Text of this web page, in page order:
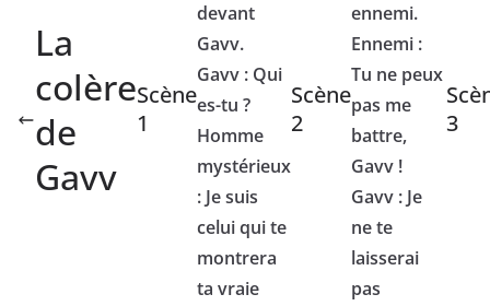
La
colère
de
Gavv
Scène
1
devant
Gavv.
Gavv : Qui
es-tu ?
Homme
mystérieux
: Je suis
celui qui te
montrera
ta vraie
Scène
2
ennemi.
Ennemi :
Tu ne peux
pas me
battre,
Gavv !
Gavv : Je
ne te
laisserai
pas
3